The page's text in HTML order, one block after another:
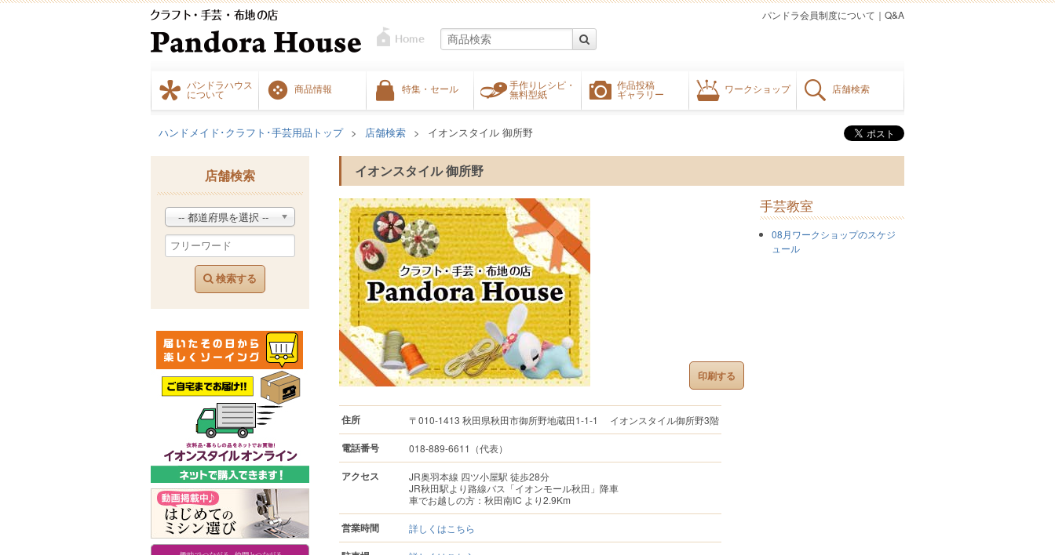
パンドラハウス
について
商品情報 特集・セール
手作りレシピ・
無料型紙
作品投稿
ギャラリー
ワークショップ 店舗検索
Q&A
｜
パンドラ会員制度について
ハンドメイド･クラフト･手芸用品トップ 店舗検索 イオンスタイル 御所野
イオンスタイル 御所野
印刷する
住所 〒010-1413 秋田県秋田市御所野地蔵田1-1-1 イオンスタイル御所野3階
電話番号 018-889-6611（代表）
アクセス
JR奥羽本線 四ツ小屋駅 徒歩28分
JR秋田駅より路線バス「イオンモール秋田」降車
車でお越しの方：秋田南IC より2.9Km
営業時間 詳しくはこちら
手芸教室
08月ワークショップのスケジ
ュール
店舗検索
-- 都道府県を選択 --
検索する